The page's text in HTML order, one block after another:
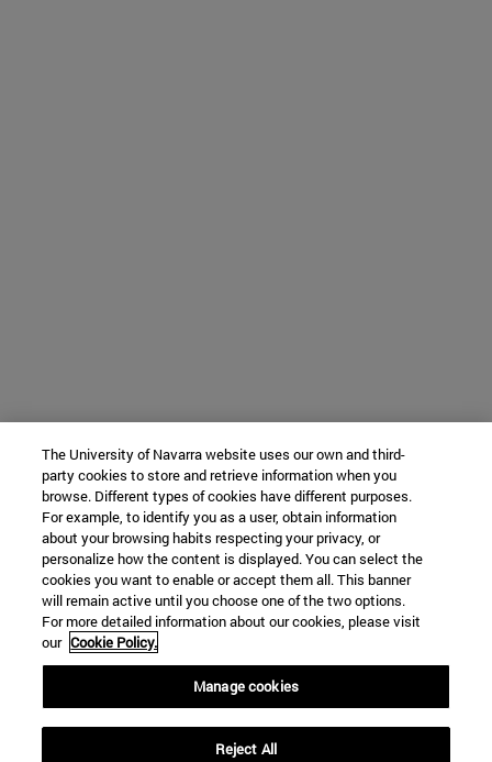
The University of Navarra website uses our own and third-
party cookies to store and retrieve information when you
browse. Different types of cookies have different purposes.
For example, to identify you as a user, obtain information
about your browsing habits respecting your privacy, or
personalize how the content is displayed. You can select the
cookies you want to enable or accept them all. This banner
will remain active until you choose one of the two options.
For more detailed information about our cookies, please visit
our Cookie Policy.
Manage cookies
Reject All